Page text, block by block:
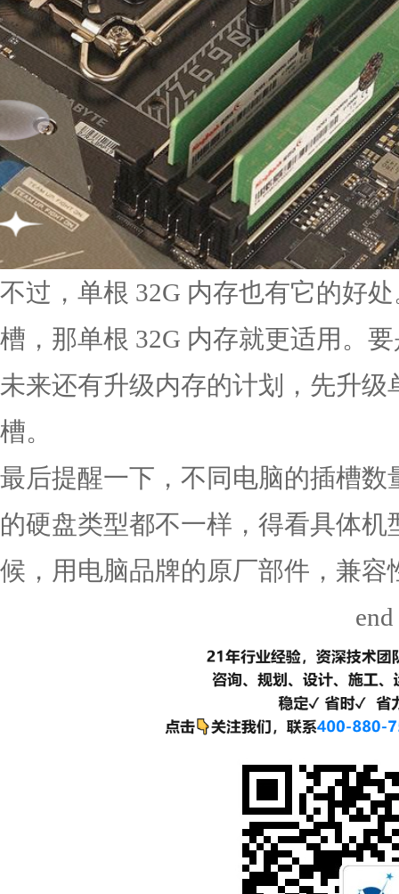
不过，单根 32G 内存也有它的好
槽，那单根 32G 内存就更适用。
未来还有升级内存的计划，先升级
槽。
最后提醒一下，不同电脑的插槽
的硬盘类型都不一样，得看具体
候，用电脑品牌的原厂部件，兼容
end